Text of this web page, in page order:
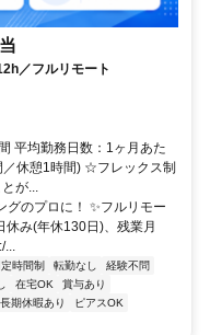
／フルリモート
平均勤務日数：1ヶ月あた
休憩1時間) ☆フレックス制
が...
グのプロに！ ✨フルリモー
休み(年休130日)、残業月
...
時間制 転勤なし
経験不問
在宅OK
賞与あり
長期休暇あり
ピアスOK